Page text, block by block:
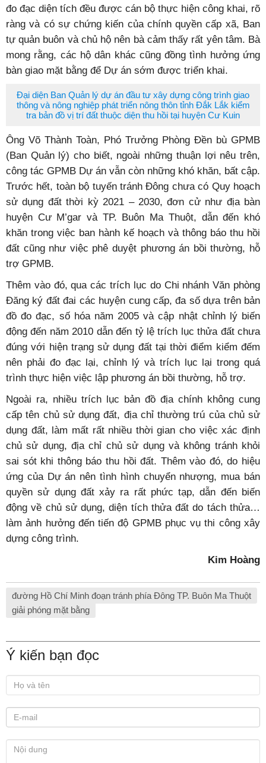
đo đạc diện tích đều được cán bộ thực hiện công khai, rõ
ràng và có sự chứng kiến của chính quyền cấp xã, Ban
tự quản buôn và chủ hộ nên bà cảm thấy rất yên tâm. Bà
mong rằng, các hộ dân khác cũng đồng tình hưởng ứng
bàn giao mặt bằng để Dự án sớm được triển khai.
Đại diện Ban Quản lý dự án đầu tư xây dựng công trình giao
thông và nông nghiệp phát triển nông thôn tỉnh Đắk Lắk kiểm
tra bản đồ vị trí đất thuộc diện thu hồi tại huyện Cư Kuin
Ông Võ Thành Toàn, Phó Trưởng Phòng Đền bù GPMB
(Ban Quản lý) cho biết, ngoài những thuận lợi nêu trên,
công tác GPMB Dự án vẫn còn những khó khăn, bất cập.
Trước hết, toàn bộ tuyến tránh Đông chưa có Quy hoạch
sử dụng đất thời kỳ 2021 – 2030, đơn cử như địa bàn
huyện Cư M’gar và TP. Buôn Ma Thuột, dẫn đến khó
khăn trong việc ban hành kế hoạch và thông báo thu hồi
đất cũng như việc phê duyệt phương án bồi thường, hỗ
trợ GPMB.
Thêm vào đó, qua các trích lục do Chi nhánh Văn phòng
Đăng ký đất đai các huyện cung cấp, đa số dựa trên bản
đồ đo đạc, số hóa năm 2005 và cập nhật chỉnh lý biến
động đến năm 2010 dẫn đến tỷ lệ trích lục thửa đất chưa
đúng với hiện trạng sử dụng đất tại thời điểm kiểm đếm
nên phải đo đạc lại, chỉnh lý và trích lục lại trong quá
trình thực hiện việc lập phương án bồi thường, hỗ trợ.
Ngoài ra, nhiều trích lục bản đồ địa chính không cung
cấp tên chủ sử dụng đất, địa chỉ thường trú của chủ sử
dụng đất, làm mất rất nhiều thời gian cho việc xác định
chủ sử dụng, địa chỉ chủ sử dụng và không tránh khỏi
sai sót khi thông báo thu hồi đất. Thêm vào đó, do hiệu
ứng của Dự án nên tình hình chuyển nhượng, mua bán
quyền sử dụng đất xảy ra rất phức tạp, dẫn đến biến
động về chủ sử dụng, diện tích thửa đất do tách thửa…
làm ảnh hưởng đến tiến độ GPMB phục vụ thi công xây
dựng công trình.
Kim Hoàng
đường Hồ Chí Minh đoạn tránh phía Đông TP. Buôn Ma Thuột
giải phóng mặt bằng
Ý kiến bạn đọc